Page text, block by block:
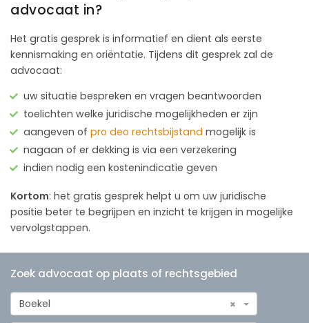
advocaat in?
Het gratis gesprek is informatief en dient als eerste
kennismaking en oriëntatie. Tijdens dit gesprek zal de
advocaat:
uw situatie bespreken en vragen beantwoorden
toelichten welke juridische mogelijkheden er zijn
aangeven of pro deo rechtsbijstand mogelijk is
nagaan of er dekking is via een verzekering
indien nodig een kostenindicatie geven
Kortom: het gratis gesprek helpt u om uw juridische
positie beter te begrijpen en inzicht te krijgen in mogelijke
vervolgstappen.
Zoek advocaat op plaats of rechtsgebied
×
Boekel